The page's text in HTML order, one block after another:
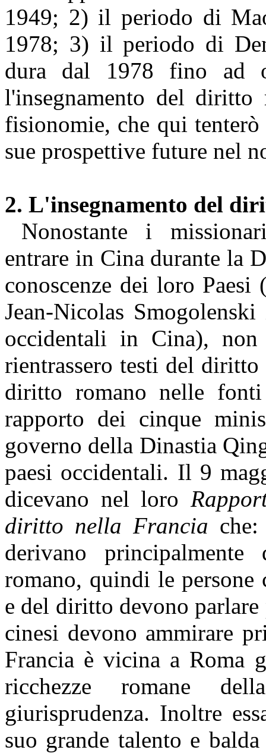
1949; 2) il periodo di
1978; 3) il periodo di
dura dal 1978 fino ad
l'insegnamento del diritto
fisionomie, che qui
sue prospettive future nel
2. L'insegnamento del
Nonostante i
entrare in Cina durante la
conoscenze dei loro
Jean-Nicolas
occidentali in Cina),
rientrassero testi del
diritto romano nelle
rapporto dei cinque
governo della Dinastia
paesi occidentali. Il 9
dicevano nel loro
diritto nella Francia
derivano
romano, quindi le persone
e del diritto devono
cinesi devono ammirare
Francia è vicina a Roma
ricchezze romane
giurisprudenza. Inoltre
suo grande talento e